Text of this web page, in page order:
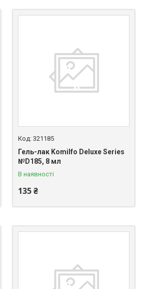
321185
Гель-лак Komilfo Deluxe Series
№D185, 8 мл
В наявності
135 ₴